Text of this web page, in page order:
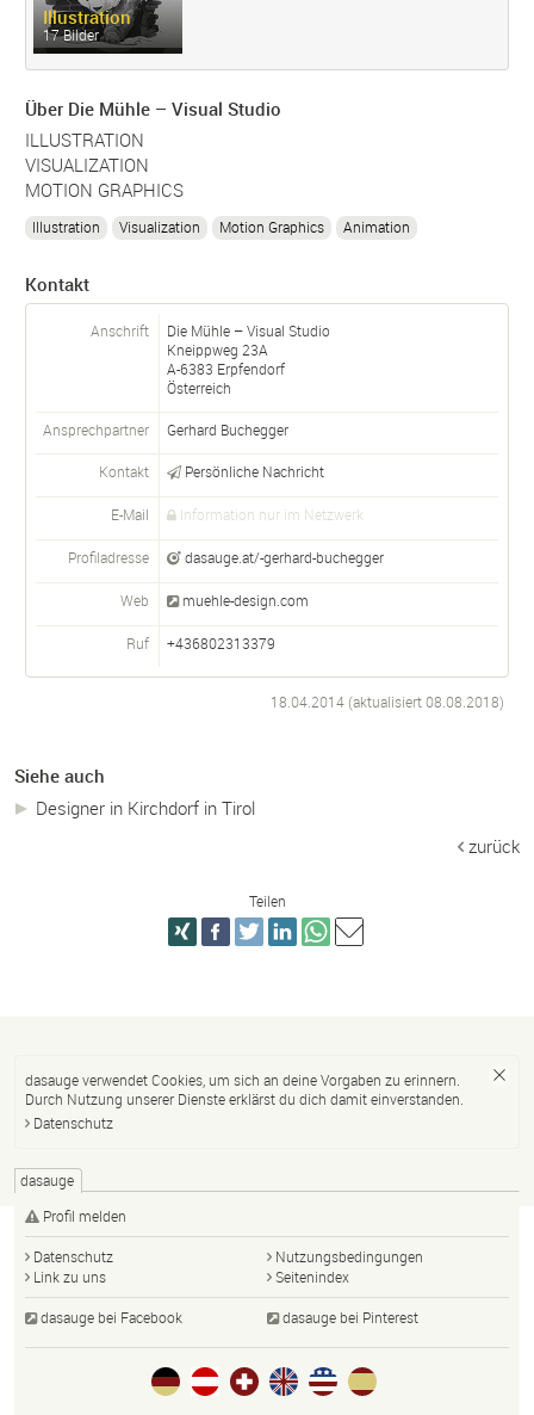
Illustration
17 Bilder
Über Die Mühle – Visual Studio
ILLUSTRATION
VISUALIZATION
MOTION GRAPHICS
Illustration Visualization Motion Graphics Animation
Kontakt
Anschrift
Die Mühle – Visual Studio
Kneippweg 23A
A-6383 Erpfendorf
Österreich
Ansprechpartner Gerhard Buchegger
Kontakt Persönliche Nachricht
E-Mail Information nur im Netzwerk
Profiladresse dasauge.at/-gerhard-buchegger
Web muehle-design.com
Ruf +436802313379
18.04.2014 (aktualisiert08.08.2018)
Siehe auch
Designer in Kirchdorf in Tirol
zurück
Teilen
dasauge verwendet Cookies, um sich an deine Vorgaben zu erinnern.
Durch Nutzung unserer Dienste erklärst du dich damit einverstanden.
Datenschutz
dasauge
Profil melden
Datenschutz
Nutzungsbedingungen
Link zu uns
Seitenindex
dasauge bei Facebook dasauge bei Pinterest